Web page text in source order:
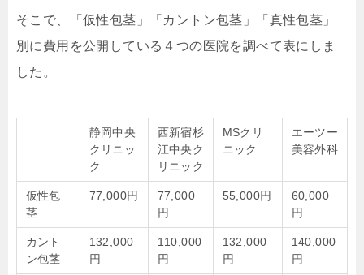
そこで、「仮性包茎」「カントン包茎」「真性包茎」
別に費用を公開している４つの医院を調べて表にしま
した。
静岡中央
クリニッ
ク
西新宿杉
江中央ク
リニック
MSクリ
ニック
エーツー
美容外科
仮性包
茎
77,000円
77,000
円
55,000円
60,000
円
カント
ン包茎
132,000
円
110,000
円
132,000
円
140,000
円